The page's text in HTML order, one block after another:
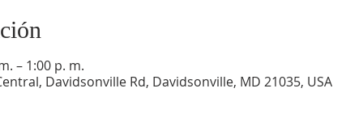
– 1:00 p. m.
Davidsonville Rd, Davidsonville, MD 21035, USA